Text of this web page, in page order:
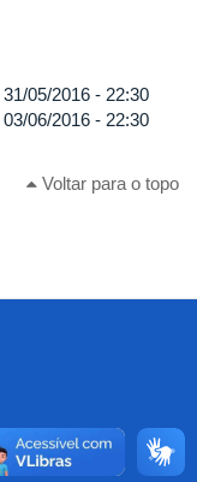
31/05/2016 - 22:30
03/06/2016 - 22:30
Voltar para o topo